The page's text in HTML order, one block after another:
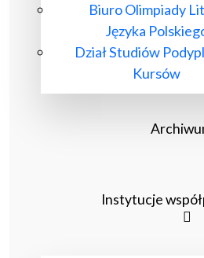
Biuro Olimpiady
Języka
Dział Studiów
Kursów
Instytucje